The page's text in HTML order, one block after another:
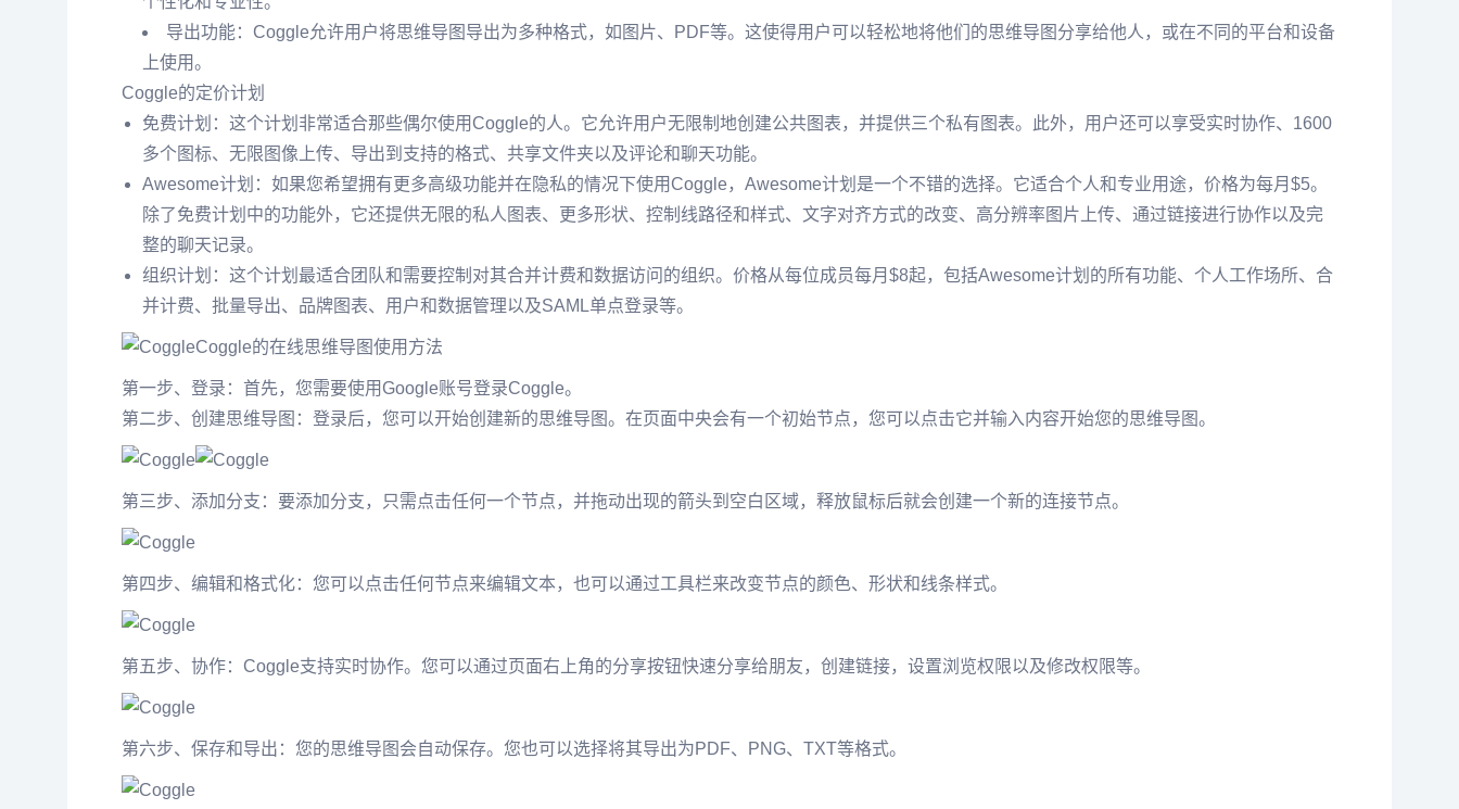
导出功能：Coggle允许用户将思维导图导出为多种格式，如图片、PDF等。这使得用户可以轻松地将他们的思维导图分享给他人，或在不同的平台和设备
上使用。
Coggle的定价计划
免费计划：这个计划非常适合那些偶尔使用Coggle的人。它允许用户无限制地创建公共图表，并提供三个私有图表。此外，用户还可以享受实时协作、1600
多个图标、无限图像上传、导出到支持的格式、共享文件夹以及评论和聊天功能。
Awesome计划：如果您希望拥有更多高级功能并在隐私的情况下使用Coggle，Awesome计划是一个不错的选择。它适合个人和专业用途，价格为每月$5。
除了免费计划中的功能外，它还提供无限的私人图表、更多形状、控制线路径和样式、文字对齐方式的改变、高分辨率图片上传、通过链接进行协作以及完
整的聊天记录。
组织计划：这个计划最适合团队和需要控制对其合并计费和数据访问的组织。价格从每位成员每月$8起，包括Awesome计划的所有功能、个人工作场所、合
并计费、批量导出、品牌图表、用户和数据管理以及SAML单点登录等。
Coggle的在线思维导图使用方法
第一步、登录：首先，您需要使用Google账号登录Coggle。
第二步、创建思维导图：登录后，您可以开始创建新的思维导图。在页面中央会有一个初始节点，您可以点击它并输入内容开始您的思维导图。
第三步、添加分支：要添加分支，只需点击任何一个节点，并拖动出现的箭头到空白区域，释放鼠标后就会创建一个新的连接节点。
第四步、编辑和格式化：您可以点击任何节点来编辑文本，也可以通过工具栏来改变节点的颜色、形状和线条样式。
第五步、协作：Coggle支持实时协作。您可以通过页面右上角的分享按钮快速分享给朋友，创建链接，设置浏览权限以及修改权限等。
第六步、保存和导出：您的思维导图会自动保存。您也可以选择将其导出为PDF、PNG、TXT等格式。